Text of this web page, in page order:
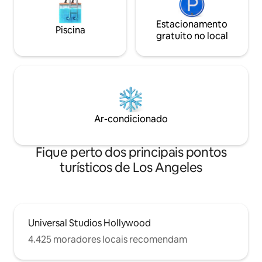
Piscina
Estacionamento
gratuito no local
Ar-condicionado
Fique perto dos principais pontos
turísticos de Los Angeles
Universal Studios Hollywood
4.425 moradores locais recomendam